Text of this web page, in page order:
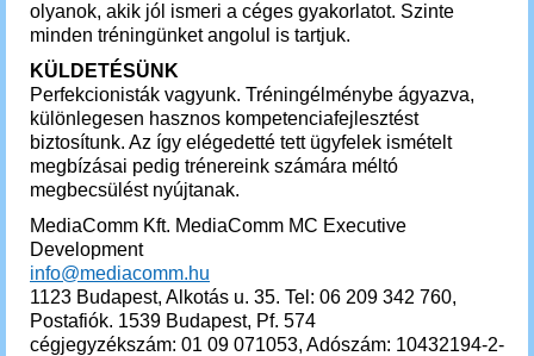
olyanok, akik jól ismeri a céges gyakorlatot. Szinte
minden tréningünket angolul is tartjuk.
KÜLDETÉSÜNK
Perfekcionisták vagyunk. Tréningélménybe ágyazva,
különlegesen hasznos kompetenciafejlesztést
biztosítunk. Az így elégedetté tett ügyfelek ismételt
megbízásai pedig trénereink számára méltó
megbecsülést nyújtanak.
MediaComm Kft. MediaComm MC Executive
Development
info@mediacomm.hu
1123 Budapest, Alkotás u. 35. Tel: 06 209 342 760,
Postafiók. 1539 Budapest, Pf. 574
cégjegyzékszám: 01 09 071053, Adószám: 10432194-2-